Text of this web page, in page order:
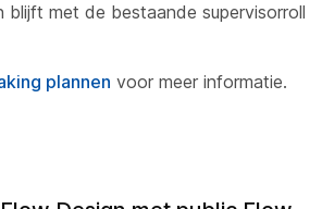
blijft met de bestaande
plannen voor meer informatie.